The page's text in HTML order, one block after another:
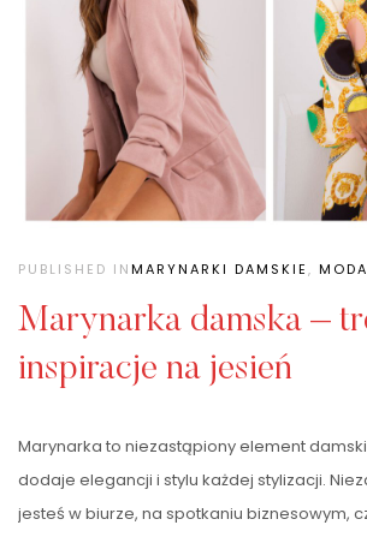
PUBLISHED INMARYNARKI DAMSKIE, MODA
Marynarka damska –
inspiracje na jesień
Marynarka to niezastąpiony element
dodaje elegancji i stylu każdej stylizacji.
jesteś w biurze, na spotkaniu biznesowym,